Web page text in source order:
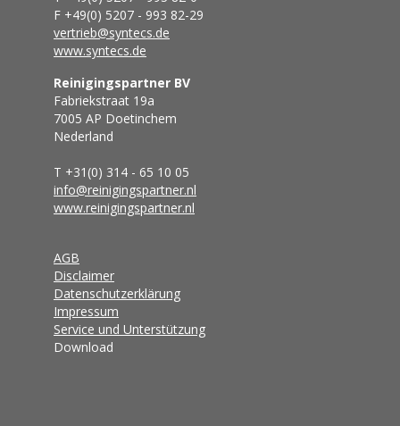
F +49(0) 5207 - 993 82-29
vertrieb@syntecs.de
www.syntecs.de
Reinigingspartner BV
Fabriekstraat 19a
7005 AP Doetinchem
Nederland
T +31(0) 314 - 65 10 05
info@reinigingspartner.nl
www.reinigingspartner.nl
AGB
Disclaimer
Datenschutzerklärung
Impressum
Service und Unterstützung
Download